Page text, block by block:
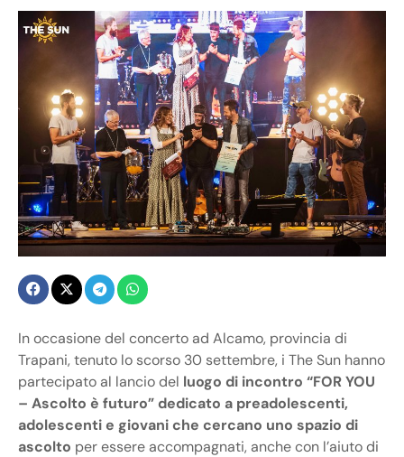
In occasione del concerto ad Alcamo, provincia di
Trapani, tenuto lo scorso 30 settembre, i The Sun hanno
partecipato al lancio del luogo di incontro “FOR YOU
– Ascolto è futuro” dedicato a preadolescenti,
adolescenti e giovani che cercano uno spazio di
ascolto per essere accompagnati, anche con l’aiuto di